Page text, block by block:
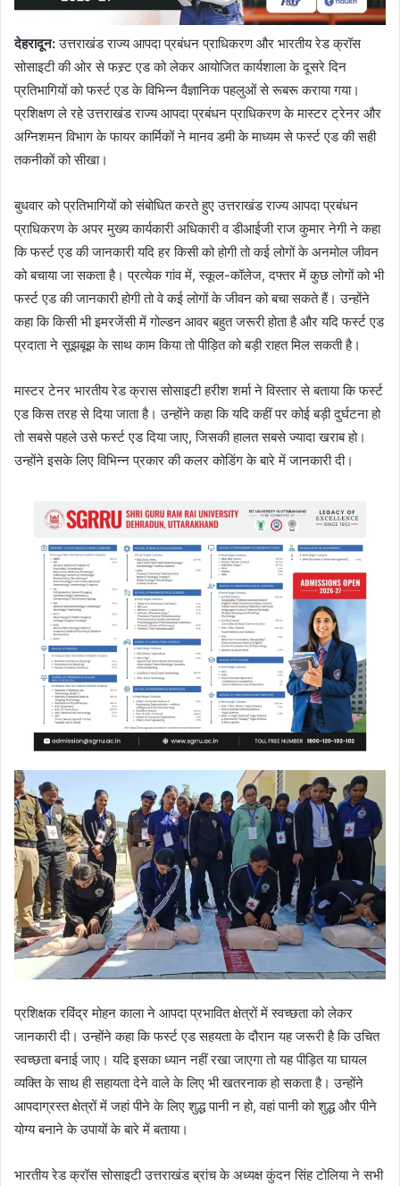
देहरादून:उत्तराखंड राज्य आपदा प्रबंधन प्राधिकरण और भारतीय रेड क्रॉस
सोसाइटी की ओर से फस्र्ट एड को लेकर आयोजित कार्यशाला के दूसरे दिन
प्रतिभागियों को फर्स्ट एड के विभिन्न वैज्ञानिक पहलुओं से रूबरू कराया गया।
प्रशिक्षण ले रहे उत्तराखंड राज्य आपदा प्रबंधन प्राधिकरण के मास्टर ट्रेनर और
अग्निशमन विभाग के फायर कार्मिकों ने मानव डमी के माध्यम से फर्स्ट एड की सही
तकनीकों को सीखा।
बुधवार को प्रतिभागियों को संबोधित करते हुए उत्तराखंड राज्य आपदा प्रबंधन
प्राधिकरण के अपर मुख्य कार्यकारी अधिकारी व डीआईजी राज कुमार नेगी ने कहा
कि फर्स्ट एड की जानकारी यदि हर किसी को होगी तो कई लोगों के अनमोल जीवन
को बचाया जा सकता है। प्रत्येक गांव में, स्कूल-कॉलेज, दफ्तर में कुछ लोगों को भी
फर्स्ट एड की जानकारी होगी तो वे कई लोगों के जीवन को बचा सकते हैं। उन्होंने
कहा कि किसी भी इमरजेंसी में गोल्डन आवर बहुत जरूरी होता है और यदि फर्स्ट एड
प्रदाता ने सूझबूझ के साथ काम किया तो पीड़ित को बड़ी राहत मिल सकती है।
मास्टर टेनर भारतीय रेड क्रास सोसाइटी हरीश शर्मा ने विस्तार से बताया कि फर्स्ट
एड किस तरह से दिया जाता है। उन्होंने कहा कि यदि कहीं पर कोई बड़ी दुर्घटना हो
तो सबसे पहले उसे फर्स्ट एड दिया जाए, जिसकी हालत सबसे ज्यादा खराब हो।
उन्होंने इसके लिए विभिन्न प्रकार की कलर कोडिंग के बारे में जानकारी दी।
प्रशिक्षक रविंद्र मोहन काला ने आपदा प्रभावित क्षेत्रों में स्वच्छता को लेकर
जानकारी दी। उन्होंने कहा कि फर्स्ट एड सहयता के दौरान यह जरूरी है कि उचित
स्वच्छता बनाई जाए। यदि इसका ध्यान नहीं रखा जाएगा तो यह पीड़ित या घायल
व्यक्ति के साथ ही सहायता देने वाले के लिए भी खतरनाक हो सकता है। उन्होंने
आपदाग्रस्त क्षेत्रों में जहां पीने के लिए शुद्ध पानी न हो, वहां पानी को शुद्ध और पीने
योग्य बनाने के उपायों के बारे में बताया।
भारतीय रेड क्रॉस सोसाइटी उत्तराखंड ब्रांच के अध्यक्ष कुंदन सिंह टोलिया ने सभी